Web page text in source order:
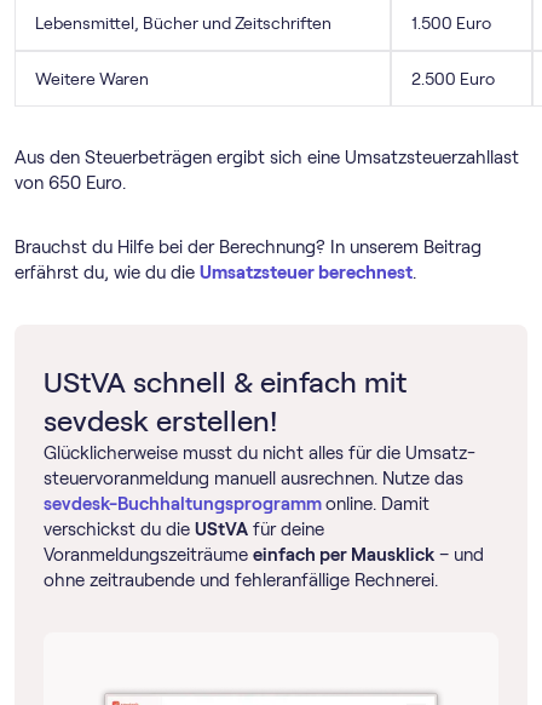
Lebensmittel, Bücher und Zeitschriften 1.500 Euro
Weitere Waren 2.500 Euro
Aus den Steuerbeträgen ergibt sich eine Umsatzsteuerzahllast
von 650 Euro.
Brauchst du Hilfe bei der Berechnung? In unserem Beitrag
erfährst du, wie du die Umsatzsteuer berechnest.
UStVA schnell & einfach mit
sevdesk erstellen!
Glücklicherweise musst du nicht alles für die Umsatz­
steuer­voranmeldung manuell ausrechnen. Nutze das
sevdesk-Buchhaltungsprogrammonline. Damit
verschickst du die UStVA für deine
Voranmeldungszeiträume einfach per Mausklick – und
ohne zeitraubende und fehleranfällige Rechnerei.